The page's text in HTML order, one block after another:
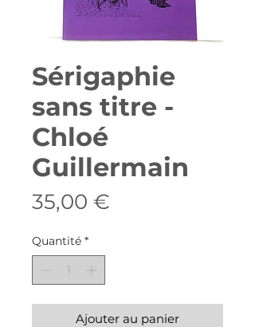
Sérigaphie
sans titre -
Chloé
Guillermain
35,00 €
Quantité *
Ajouter au panier